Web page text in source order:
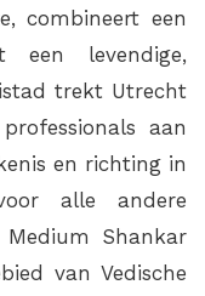
combineert een
een levendige,
trekt Utrecht
aan
en richting in
alle andere
Medium Shankar
van Vedische